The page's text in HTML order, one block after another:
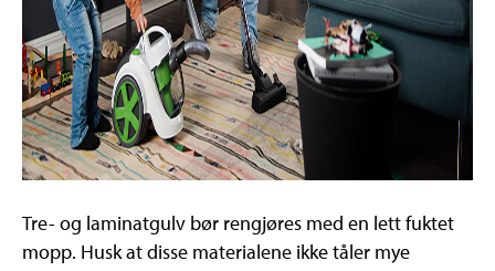
Tre- og laminatgulv bør rengjøres med en lett fuktet
mopp. Husk at disse materialene ikke tåler mye